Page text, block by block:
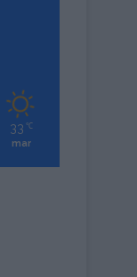
33 ℃
mar